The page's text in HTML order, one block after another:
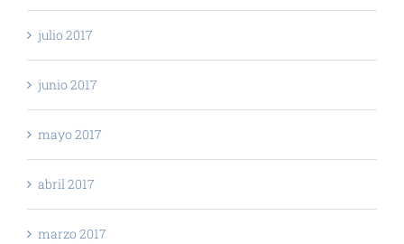
julio 2017
junio 2017
mayo 2017
abril 2017
marzo 2017